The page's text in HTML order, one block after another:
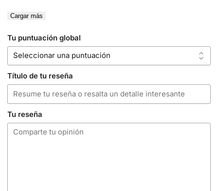
Cargar más
Tu puntuación global
Título de tu reseña
Tu reseña